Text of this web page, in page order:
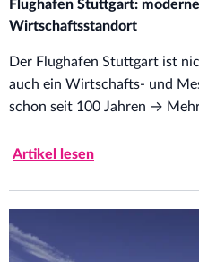
Flughafen Stuttgart:
Wirtschaftsstandort
Der Flughafen Stuttgart ist
auch ein Wirtschafts- und
schon seit 100 Jahren →
Artikel lesen